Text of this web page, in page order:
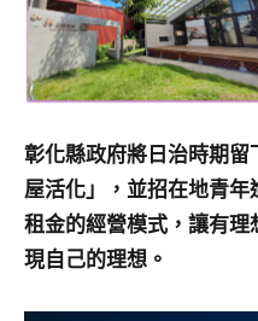
彰化縣政府將日治時期
屋活化」，並招在地青
租金的經營模式，讓有
現自己的理想。